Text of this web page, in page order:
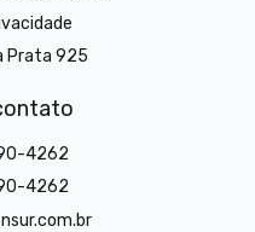
Prata 925
4262
4262